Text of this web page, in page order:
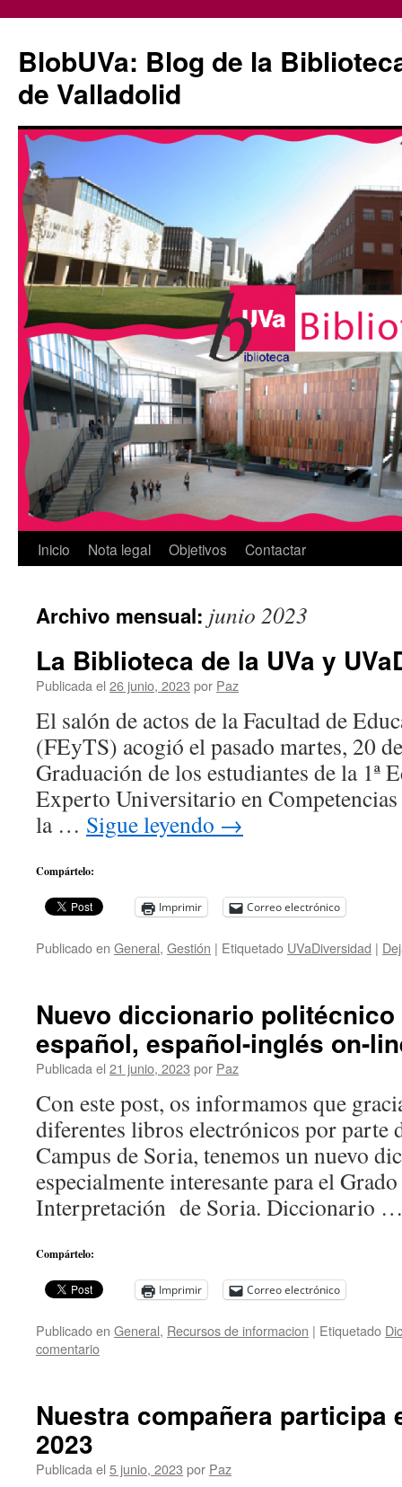
contenido
BlobUVa: Blog de la
de Valladolid
Inicio Nota legal Objetivos Contactar
Archivo mensual: junio 2023
La Biblioteca de la UVa y
Publicada el 26 junio, 2023 por Paz
El salón de actos de la Facultad de
(FEyTS) acogió el pasado martes, 20
Graduación de los estudiantes de la 1ª
Experto Universitario en
la … Sigue leyendo →
Compártelo:
Imprimir Correo electrónico
Publicado en General, Gestión | Etiquetado UVaDiversidad |
Nuevo diccionario
español, español-inglés on-
Publicada el 21 junio, 2023 por Paz
Con este post, os informamos que
diferentes libros electrónicos por parte
Campus de Soria, tenemos un nuevo
especialmente interesante para el
Interpretación de Soria. Diccionario
Compártelo:
Imprimir Correo electrónico
Publicado en General, Recursos de informacion | Etiquetado
comentario
Nuestra compañera participa
2023
Publicada el 5 junio, 2023 por Paz